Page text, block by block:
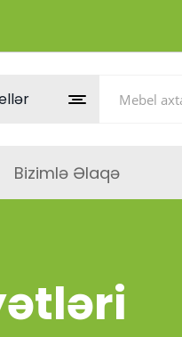
Bizimlə Əlaqə